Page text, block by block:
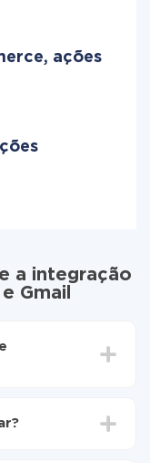
ações
a integração
Gmail